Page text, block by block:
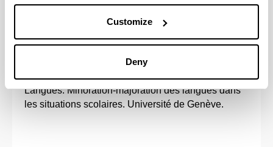
Customize
Deny
Ocio, B. & Ibarra, J. (2012). "La aplicación de las
Habilidades técnico-profesionales y dificultades".
En 4ème colloque de sociodidactique des langues
Réseau des chercheurs en sociodidactique des
Langues. Minoration-majoration des langues dans
les situations scolaires. Université de Genève.